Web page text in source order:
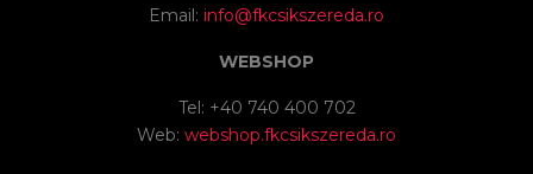
Email: info@fkcsikszereda.ro
WEBSHOP
Tel: +40 740 400 702
Web: webshop.fkcsikszereda.ro